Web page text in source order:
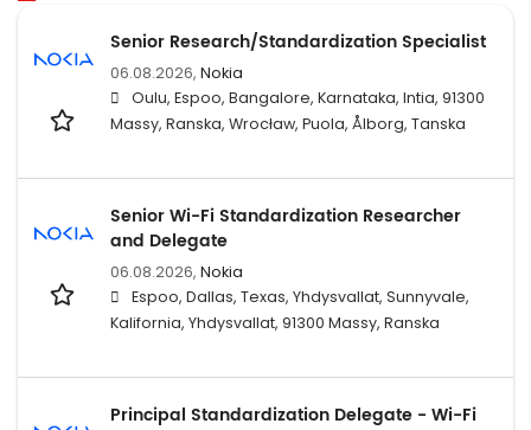
Senior Research/Standardization Specialist
06.08.2026, Nokia
Oulu, Espoo, Bangalore, Karnataka, Intia, 91300
Massy, Ranska, Wrocław, Puola, Ålborg, Tanska
Senior Wi-Fi Standardization Researcher
and Delegate
06.08.2026, Nokia
Espoo, Dallas, Texas, Yhdysvallat, Sunnyvale,
Kalifornia, Yhdysvallat, 91300 Massy, Ranska
Principal Standardization Delegate - Wi-Fi